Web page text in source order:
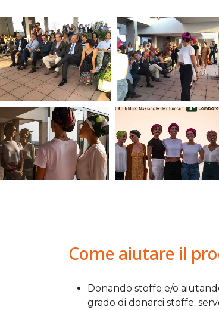
Come aiutare il
Donando stoffe e/o
grado di donarci stoffe: